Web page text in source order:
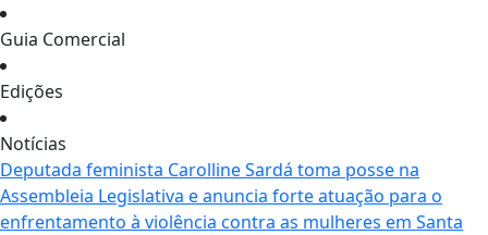
Guia Comercial
Edições
Notícias
Deputada feminista Carolline Sardá toma posse na
Assembleia Legislativa e anuncia forte atuação para o
enfrentamento à violência contra as mulheres em Santa